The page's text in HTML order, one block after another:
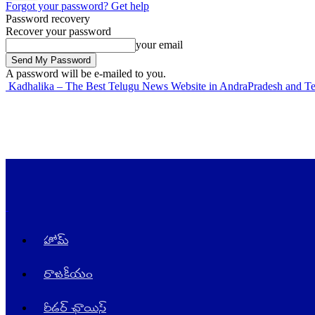
Forgot your password? Get help
Password recovery
Recover your password
your email
A password will be e-mailed to you.
Kadhalika – The Best Telugu News Website in AndraPradesh and
హోమ్
రాజ‌కీయం
రీడర్ ఛాయిస్